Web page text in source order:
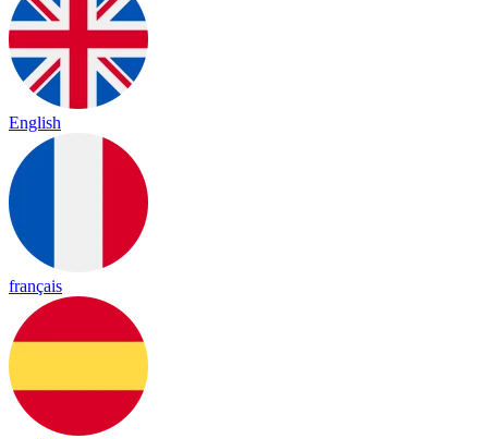
English
français